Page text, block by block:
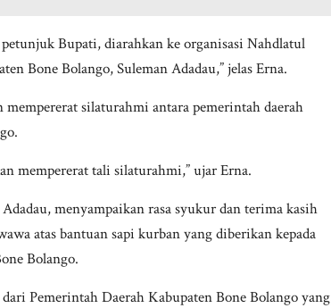
Bupati, diarahkan ke organisasi Nahdlatul
Bone Bolango, Suleman Adadau,” jelas Erna.
silaturahmi antara pemerintah daerah
mempererat tali silaturahmi,” ujar Erna.
menyampaikan rasa syukur dan terima kasih
atas bantuan sapi kurban yang diberikan kepada
Bolango.
Pemerintah Daerah Kabupaten Bone Bolango yang